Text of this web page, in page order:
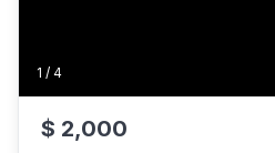
1 / 4
$ 2,000